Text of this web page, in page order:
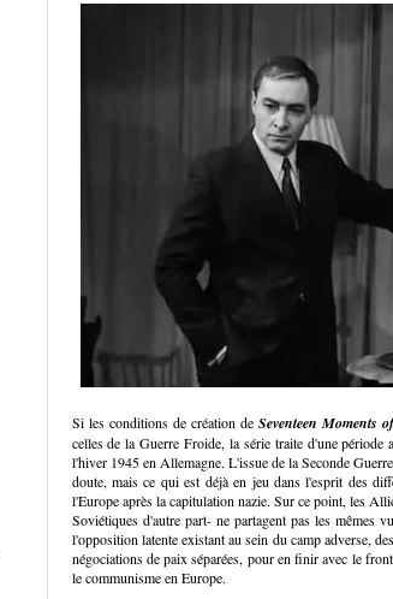
Si les conditions de création de Seventeen Moments
celles de la Guerre Froide, la série traite d'une
l'hiver 1945 en Allemagne. L'issue de la Seconde
doute, mais ce qui est déjà en jeu dans l'esprit des
l'Europe après la capitulation nazie. Sur ce point, les
Soviétiques d'autre part- ne partagent pas les mêmes
l'opposition latente existant au sein du camp adverse,
négociations de paix séparées, pour en finir avec le
le communisme en Europe.